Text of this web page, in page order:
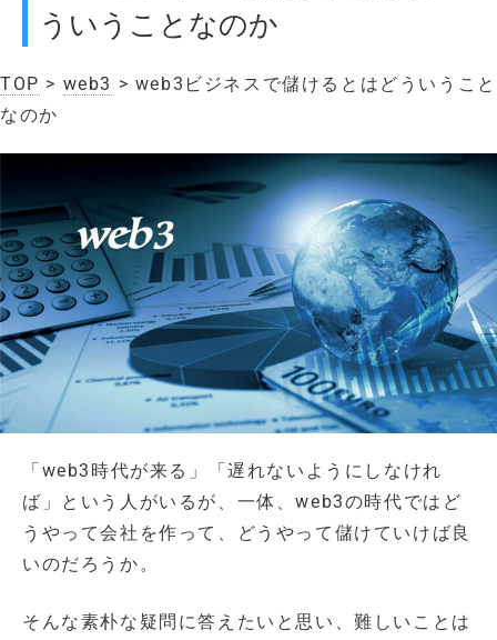
ういうことなのか
TOP > web3 > web3ビジネスで儲けるとはどういうこと
なのか
「web3時代が来る」「遅れないようにしなけれ
ば」という人がいるが、一体、web3の時代ではど
うやって会社を作って、どうやって儲けていけば良
いのだろうか。
そんな素朴な疑問に答えたいと思い、難しいことは